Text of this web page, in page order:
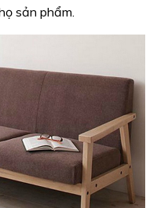
sản phẩm.